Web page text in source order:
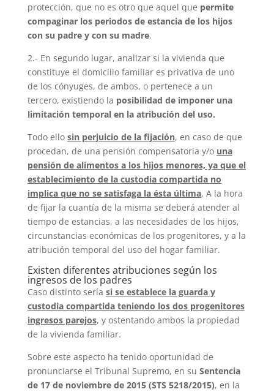
protección, que no es otro que aquel que permite
compaginar los periodos de estancia de los hijos
con su padre y con su madre.
2.- En segundo lugar, analizar si la vivienda que
constituye el domicilio familiar es privativa de uno
de los cónyuges, de ambos, o pertenece a un
tercero, existiendo la posibilidad de imponer una
limitación temporal en la atribución del uso.
Todo ello sin perjuicio de la fijación, en caso de que
procedan, de una pensión compensatoria y/o una
pensión de alimentos a los hijos menores, ya que el
establecimiento de la custodia compartida no
implica que no se satisfaga la ésta última. A la hora
de fijar la cuantía de la misma se deberá atender al
tiempo de estancias, a las necesidades de los hijos,
circunstancias económicas de los progenitores, y a la
atribución temporal del uso del hogar familiar.
Existen diferentes atribuciones según los
ingresos de los padres
Caso distinto sería si se establece la guarda y
custodia compartida teniendo los dos progenitores
ingresos parejos, y ostentando ambos la propiedad
de la vivienda familiar.
Sobre este aspecto ha tenido oportunidad de
pronunciarse el Tribunal Supremo, en su Sentencia
de 17 de noviembre de 2015 (STS 5218/2015), en la